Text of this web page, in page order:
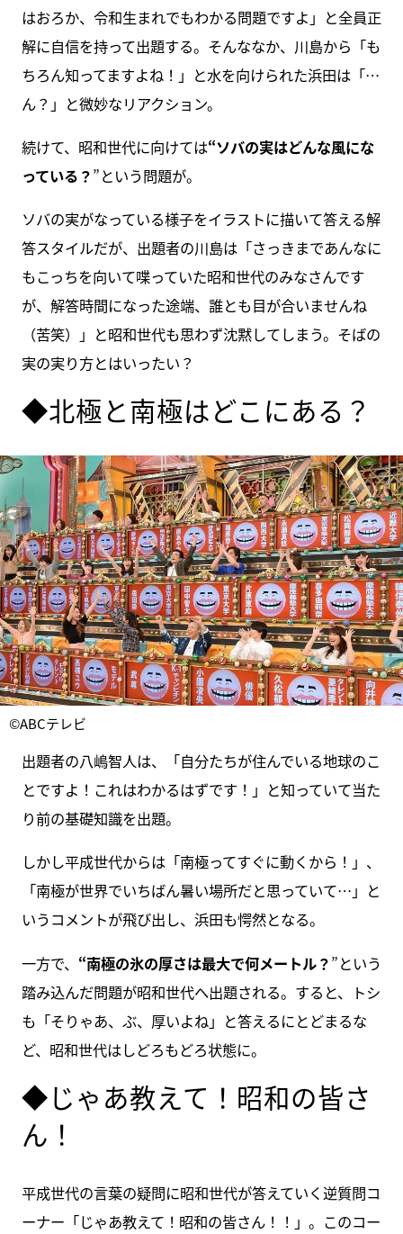
はおろか、令和生まれでもわかる問題ですよ」と全員正
解に自信を持って出題する。そんななか、川島から「も
ちろん知ってますよね！」と水を向けられた浜田は「…
ん？」と微妙なリアクション。
続けて、昭和世代に向けては“ソバの実はどんな風にな
っている？”という問題が。
ソバの実がなっている様子をイラストに描いて答える解
答スタイルだが、出題者の川島は「さっきまであんなに
もこっちを向いて喋っていた昭和世代のみなさんです
が、解答時間になった途端、誰とも目が合いませんね
（苦笑）」と昭和世代も思わず沈黙してしまう。そばの
実の実り方とはいったい？
◆北極と南極はどこにある？
©ABCテレビ
出題者の八嶋智人は、「自分たちが住んでいる地球のこ
とですよ！これはわかるはずです！」と知っていて当た
り前の基礎知識を出題。
しかし平成世代からは「南極ってすぐに動くから！」、
「南極が世界でいちばん暑い場所だと思っていて…」と
いうコメントが飛び出し、浜田も愕然となる。
一方で、 “南極の氷の厚さは最大で何メートル？”という
踏み込んだ問題が昭和世代へ出題される。すると、トシ
も「そりゃあ、ぶ、厚いよね」と答えるにとどまるな
ど、昭和世代はしどろもどろ状態に。
◆じゃあ教えて！昭和の皆さ
ん！
平成世代の言葉の疑問に昭和世代が答えていく逆質問コ
ーナー「じゃあ教えて！昭和の皆さん！！」。このコー